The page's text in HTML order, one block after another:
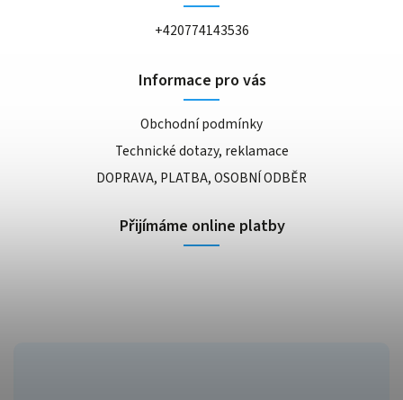
+420774143536
Informace pro vás
Obchodní podmínky
Technické dotazy, reklamace
DOPRAVA, PLATBA, OSOBNÍ ODBĚR
Přijímáme online platby